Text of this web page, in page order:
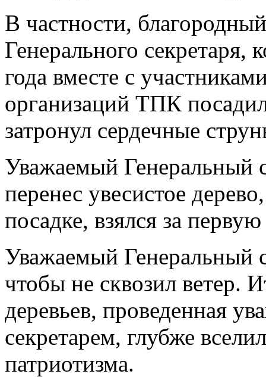
В частности,
Генерального
года вместе с
организаций ТПК
затронул сердечные
Уважаемый Генеральный
перенес увесистое
посадке, взялся за
Уважаемый Генеральный
чтобы не сквозил ветер.
деревьев, проведенная
секретарем, глубже
патриотизма.